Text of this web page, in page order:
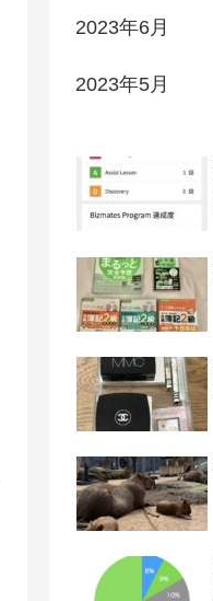
2023年6月
2023年5月